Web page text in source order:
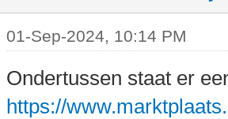
01-Sep-2024, 10:14 PM
Ondertussen staat er
https://